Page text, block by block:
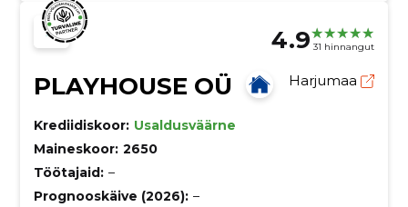
4.9 31 hinnangut
PLAYHOUSE OÜ Harjumaa
Krediidiskoor: Usaldusväärne
Maineskoor: 2650
Töötajaid: –
Prognooskäive (2026): –